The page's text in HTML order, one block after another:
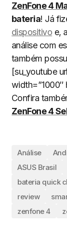
ZenFone 4
bateria! Já
dispositivo e,
análise com
também
[su_youtube
width=”1000″
Confira
ZenFone 4
Análise
ASUS Brasil
bateria quick
review
zenfone 4